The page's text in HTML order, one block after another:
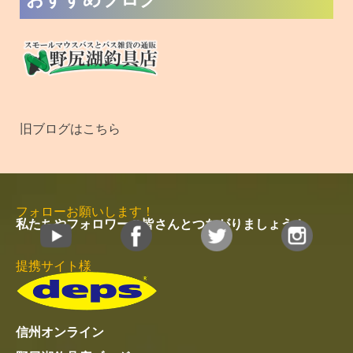
旧ブログはこちら
フォローお願いします！
私たちやフォロワーの皆さんとつながりましょう！
提携サイト様
信州オンライン